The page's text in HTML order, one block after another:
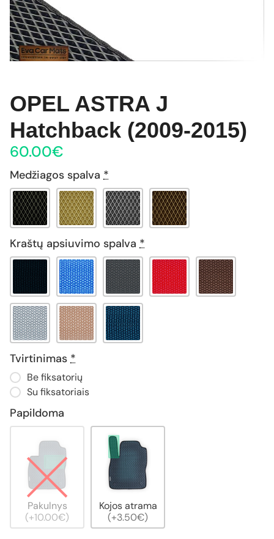
OPEL ASTRA J
Hatchback (2009-2015)
60.00€
Medžiagos spalva *
Kraštų apsiuvimo spalva *
Tvirtinimas *
Be fiksatorių
Su fiksatoriais
Papildoma
Pakulnys
(+10.00€)
Kojos atrama
(+3.50€)